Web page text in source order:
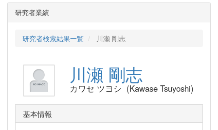
研究者業績
研究者検索結果一覧 川瀬 剛志
川瀬 剛志
カワセ ツヨシ (Kawase Tsuyoshi)
基本情報